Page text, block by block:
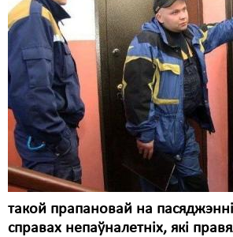
такой прапановай на пасяджэнні
справах непаўналетніх, які
КПЧ ААН
Культурныя правы
ЛПП
Мігранты
Мірныя сходы
Палітвязьні